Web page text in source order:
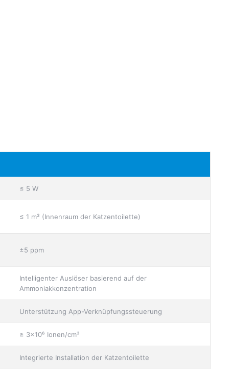
≤ 5 W
≤ 1 m³ (Innenraum der Katzentoilette)
±5 ppm
Intelligenter Auslöser basierend auf der
Ammoniakkonzentration
Unterstützung App-Verknüpfungssteuerung
≥ 3×10⁶ Ionen/cm³
Integrierte Installation der Katzentoilette